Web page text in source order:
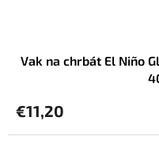
Vak na chrbát El Niño
€11,20